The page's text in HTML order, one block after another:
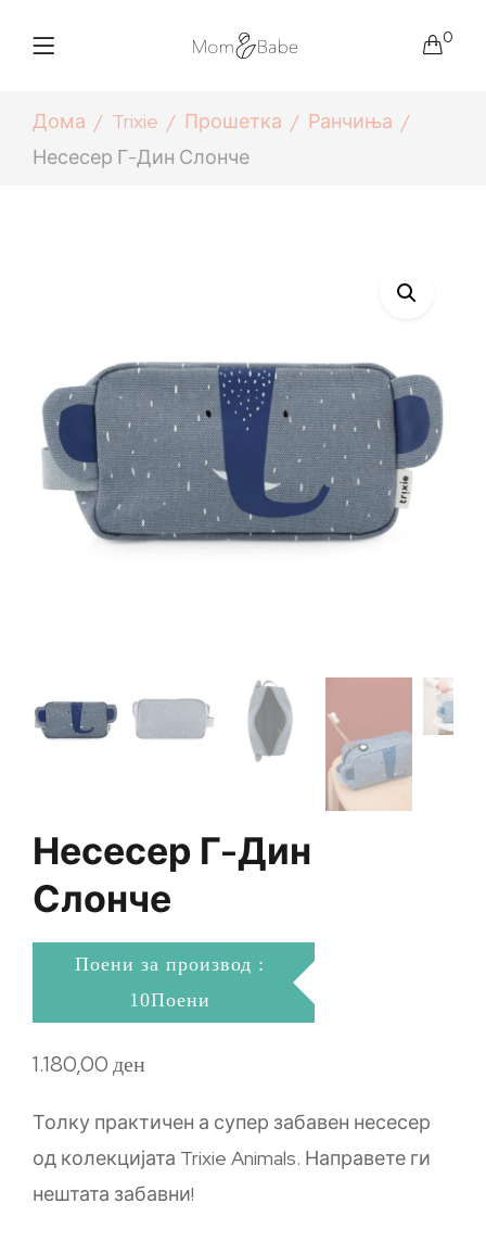
0
Дома Trixie Прошетка
Ранчиња
Несесер Г-Дин Слонче
Несесер Г-Дин
Слонче
Поени за производ :
10Поени
1.180,00ден
Толку практичен а супер забавен несесер
од колекцијата Trixie Animals. Направете ги
нештата забавни!